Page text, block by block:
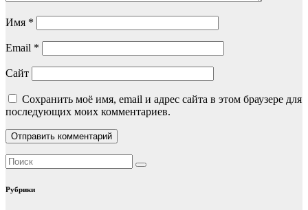
Имя *
Email *
Сайт
Сохранить моё имя, email и адрес сайта в этом браузере для
последующих моих комментариев.
Рубрики